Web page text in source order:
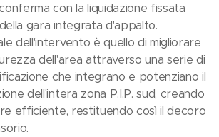
con la liquidazione fissata
gara integrata d'appalto.
dell'intervento è quello di migliorare
dell'area attraverso una serie di
che integrano e potenziano il
dell'intera zona P.I.P. sud, creando
efficiente, restituendo così il decoro